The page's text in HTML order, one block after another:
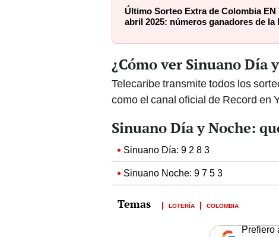
Último Sorteo Extra de Colombia EN
abril 2025: números ganadores de la
¿Cómo ver Sinuano Día
Telecaribe transmite todos los
como el canal oficial de Record en
Sinuano Día y Noche:
Sinuano Día: 9 2 8 3
Sinuano Noche: 9 7 5 3
LOTERÍA COLOMBIA
Prefiero